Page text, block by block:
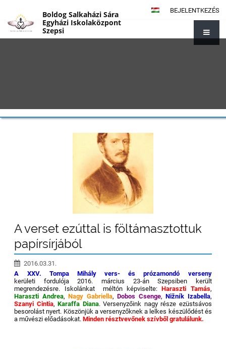
BEJELENTKEZÉS
Boldog Salkaházi Sára
Egyházi Iskolaközpont
Szepsi
A verset ezúttal is föltámasztottuk
papírsírjából
2016.03.31.
A XXV. Tompa Mihály vers- és prózamondó verseny
kerületi fordulója 2016. március 23-án Szepsiben került
megrendezésre. Iskolánkat méltón képviselte:Haraszti Tamás,
Haraszti Andrea,Nagy Gabriella,Dobos Csenge, Nižník Izabella,
Szanyi Cintia, Karaffa Diana. Versenyzőink nagy része ezüstsávos
besorolást nyert. Köszönjük a versenyzőknek a lelkes készülődést és
a művészi előadásokat. Minden résztvevőnek szívből gratulálunk.